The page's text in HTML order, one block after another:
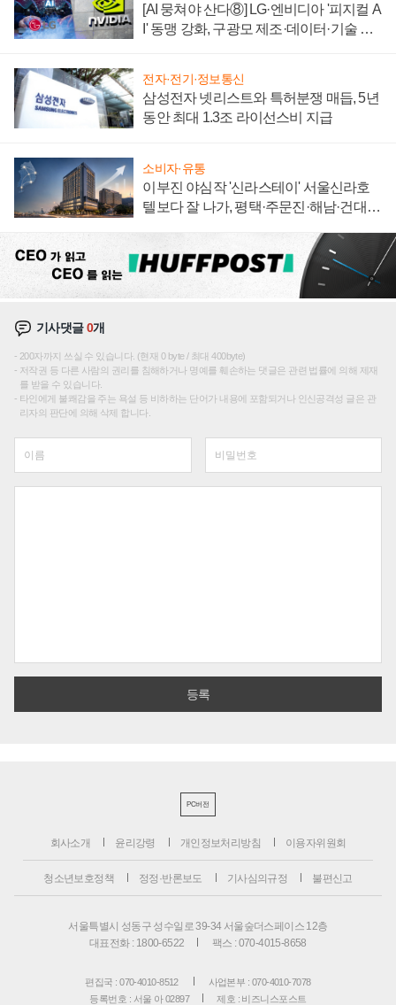
[AI 뭉쳐야 산다⑧] LG·엔비디아 '피지컬 A
I' 동맹 강화, 구광모 제조·데이터·기술 결
전자·전기·정보통신
삼성전자 넷리스트와 특허분쟁 매듭, 5년
동안 최대 1.3조 라이선스비 지급
소비자·유통
이부진 야심작 '신라스테이' 서울신라호
텔보다 잘 나가, 평택·주문진·해남·건대로
기사댓글0개
200자까지 쓰실 수 있습니다. (현재 0 byte / 최대 400byte)
저작권 등 다른 사람의 권리를 침해하거나 명예를 훼손하는 댓글은 관련 법률에 의해 제재
를 받을 수 있습니다.
타인에게 불쾌감을 주는 욕설 등 비하하는 단어가 내용에 포함되거나 인신공격성 글은 관
리자의 판단에 의해 삭제 합니다.
PC버전
회사소개 윤리강령 개인정보처리방침 이용자위원회
청소년보호정책 정정·반론보도 기사심의규정 불편신고
서울특별시 성동구 성수일로 39-34 서울숲더스페이스 12층
대표전화 : 1800-6522
팩스 : 070-4015-8658
편집국 : 070-4010-8512
사업본부 : 070-4010-7078
등록번호 : 서울 아 02897
제호 : 비즈니스포스트